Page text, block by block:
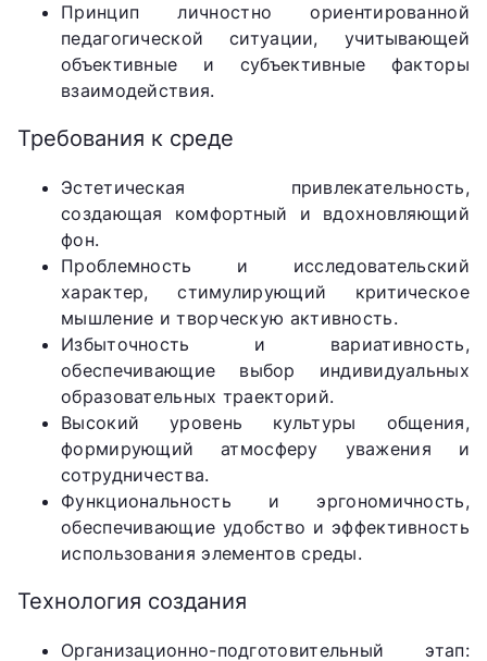
Принцип личностно ориентированной
педагогической ситуации, учитывающей
объективные и субъективные факторы
взаимодействия.
Требования к среде
Эстетическая привлекательность,
создающая комфортный и вдохновляющий
фон.
Проблемность и исследовательский
характер, стимулирующий критическое
мышление и творческую активность.
Избыточность и вариативность,
обеспечивающие выбор индивидуальных
образовательных траекторий.
Высокий уровень культуры общения,
формирующий атмосферу уважения и
сотрудничества.
Функциональность и эргономичность,
обеспечивающие удобство и эффективность
использования элементов среды.
Технология создания
Организационно-подготовительный этап: